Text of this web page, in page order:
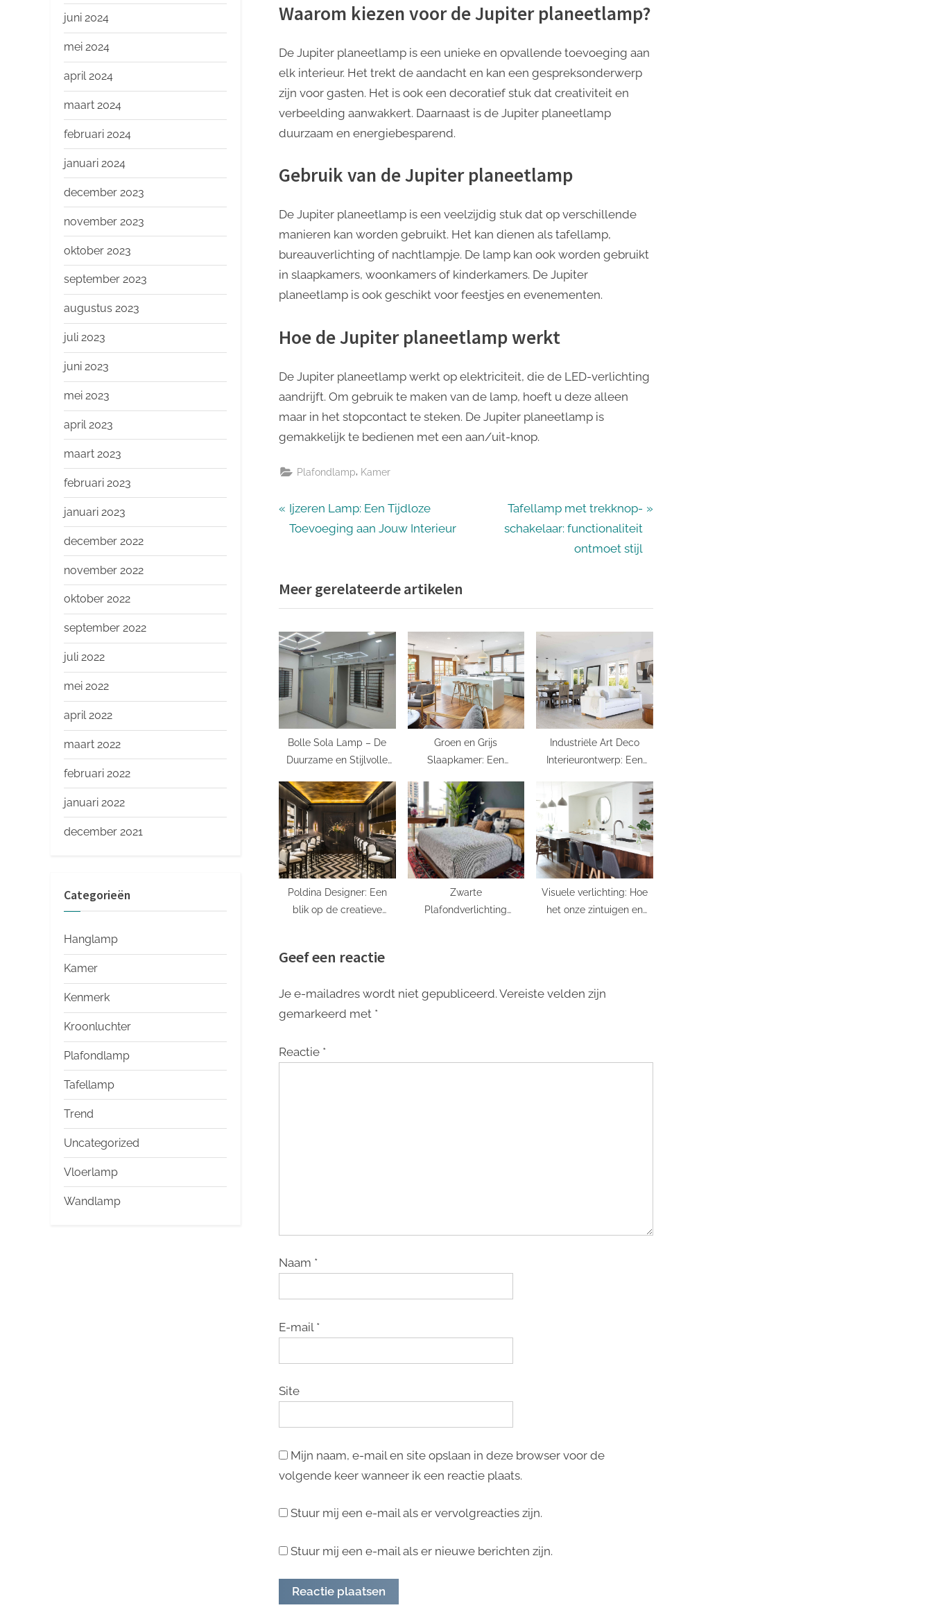
Waarom kiezen voor de Jupiter planeetlamp?
De Jupiter planeetlamp is een unieke en opvallende toevoeging aan
elk interieur. Het trekt de aandacht en kan een gespreksonderwerp
zijn voor gasten. Het is ook een decoratief stuk dat creativiteit en
verbeelding aanwakkert. Daarnaast is de Jupiter planeetlamp
duurzaam en energiebesparend.
Gebruik van de Jupiter planeetlamp
De Jupiter planeetlamp is een veelzijdig stuk dat op verschillende
manieren kan worden gebruikt. Het kan dienen als tafellamp,
bureauverlichting of nachtlampje. De lamp kan ook worden gebruikt
in slaapkamers, woonkamers of kinderkamers. De Jupiter
planeetlamp is ook geschikt voor feestjes en evenementen.
Hoe de Jupiter planeetlamp werkt
De Jupiter planeetlamp werkt op elektriciteit, die de LED-verlichting
aandrijft. Om gebruik te maken van de lamp, hoeft u deze alleen
maar in het stopcontact te steken. De Jupiter planeetlamp is
gemakkelijk te bedienen met een aan/uit-knop.
Plafondlamp, Kamer
Bericht
navigatie
P
r
i
o
s
P
o
s
t
:
Ijzeren Lamp: Een Tijdloze
Toevoeging aan Jouw Interieur
N
e
o
t
:
Tafellamp met trekknop-
schakelaar: functionaliteit
ontmoet stijl
Meer gerelateerde artikelen
Bolle Sola Lamp – De
Duurzame en Stijlvolle
Groen en Grijs
Slaapkamer: Een
Natuur en Rust
Industriële Art Deco
Interieurontwerp: Een
Poldina Designer: Een
blik op de creatieve
Zwarte
Plafondverlichting
Visuele verlichting: Hoe
het onze zintuigen en
Geef een reactie
Je e-mailadres wordt niet gepubliceerd. Vereiste velden zijn
gemarkeerd met *
Reactie *
Naam *
E-mail *
Site
Mijn naam, e-mail en site opslaan in deze browser voor de
volgende keer wanneer ik een reactie plaats.
Stuur mij een e-mail als er vervolgreacties zijn.
Stuur mij een e-mail als er nieuwe berichten zijn.
juni 2024
mei 2024
april 2024
maart 2024
februari 2024
januari 2024
december 2023
november 2023
oktober 2023
september 2023
augustus 2023
juli 2023
juni 2023
mei 2023
april 2023
maart 2023
februari 2023
januari 2023
december 2022
november 2022
oktober 2022
september 2022
juli 2022
mei 2022
april 2022
maart 2022
februari 2022
januari 2022
december 2021
Categorieën
Hanglamp
Kamer
Kenmerk
Kroonluchter
Plafondlamp
Tafellamp
Trend
Uncategorized
Vloerlamp
Wandlamp